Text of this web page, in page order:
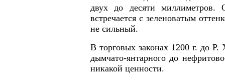
двух до десяти миллиметров.
встречается с зеленоватым
не сильный.
В торговых законах 1200 г. до Р.
дымчато-янтарного до
никакой ценности.